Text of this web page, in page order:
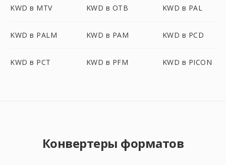
KWD в MTV KWD в OTB KWD в PAL
KWD в PALM KWD в PAM KWD в PCD
KWD в PCT KWD в PFM KWD в PICON
Конвертеры форматов